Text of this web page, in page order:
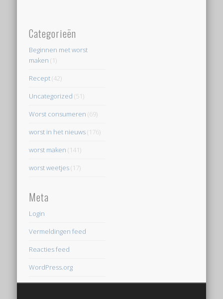
Categorieën
Beginnen met worst
maken (1)
Recept(42)
Uncategorized (51)
Worst consumeren (69)
worst in het nieuws(176)
worst maken (141)
worst weetjes(17)
Meta
Login
Vermeldingen feed
Reacties feed
WordPress.org